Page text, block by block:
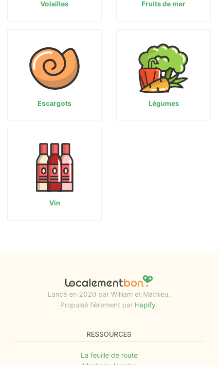
Volailles Fruits de mer
Escargots Légumes
Vin
Lancé en 2020 par William et Mathieu.
Propulsé fièrement par Hapify.
RESSOURCES
La feuille de route